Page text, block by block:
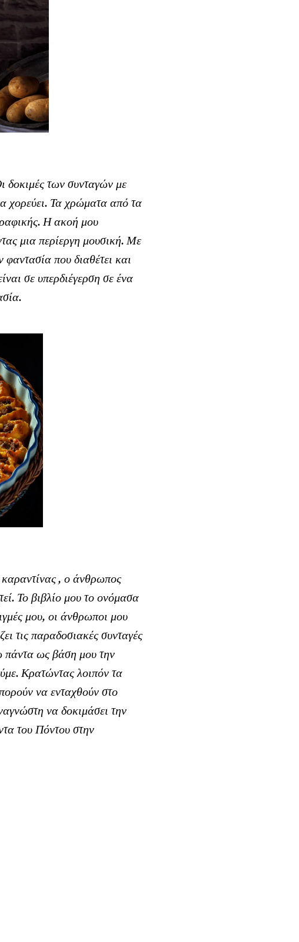
δοκιμές των συνταγών με
χορεύει. Τα χρώματα από τα
Η ακοή μου
μια περίεργη μουσική. Με
που διαθέτει και
σε υπερδιέγερση σε ένα
καραντίνας , ο άνθρωπος
Το βιβλίο μου το ονόμασα
μου, οι άνθρωποι μου
τις παραδοσιακές συνταγές
πάντα ως βάση μου την
Κρατώντας λοιπόν τα
να ενταχθούν στο
να δοκιμάσει την
του Πόντου στην